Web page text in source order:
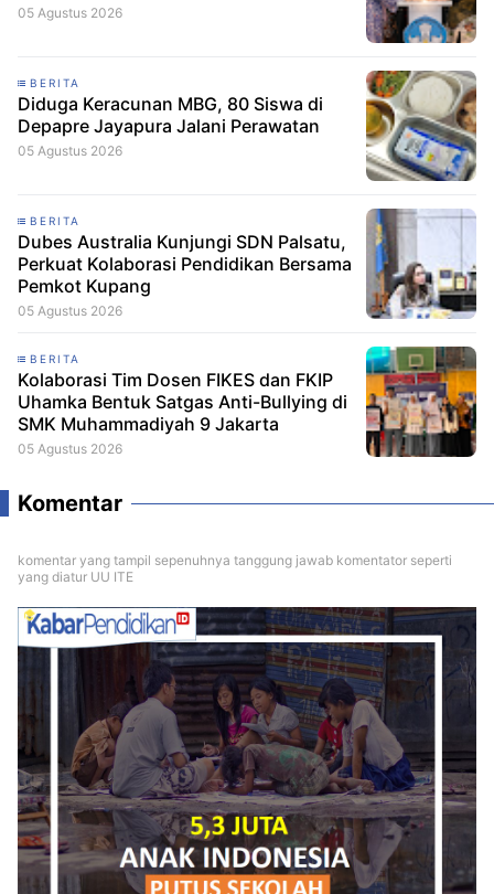
05 Agustus 2026
BERITA
Diduga Keracunan MBG, 80 Siswa di
Depapre Jayapura Jalani Perawatan
05 Agustus 2026
BERITA
Dubes Australia Kunjungi SDN Palsatu,
Perkuat Kolaborasi Pendidikan Bersama
Pemkot Kupang
05 Agustus 2026
BERITA
Kolaborasi Tim Dosen FIKES dan FKIP
Uhamka Bentuk Satgas Anti-Bullying di
SMK Muhammadiyah 9 Jakarta
05 Agustus 2026
Komentar
komentar yang tampil sepenuhnya tanggung jawab komentator seperti
yang diatur UU ITE